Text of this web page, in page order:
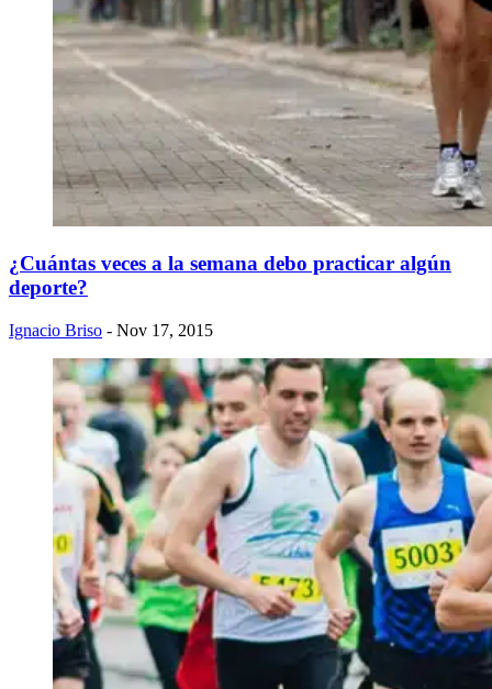
¿Cuántas veces a la semana debo practicar algún
deporte?
Ignacio Briso - Nov 17, 2015